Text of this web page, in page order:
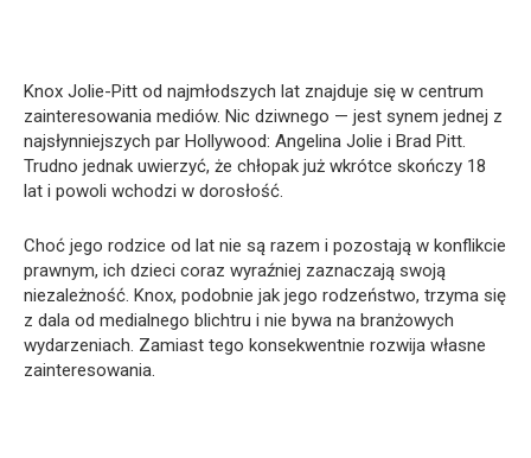
Knox Jolie-Pitt od najmłodszych lat znajduje się w centrum
zainteresowania mediów. Nic dziwnego — jest synem jednej z
najsłynniejszych par Hollywood: Angelina Jolie i Brad Pitt.
Trudno jednak uwierzyć, że chłopak już wkrótce skończy 18
lat i powoli wchodzi w dorosłość.
Choć jego rodzice od lat nie są razem i pozostają w konflikcie
prawnym, ich dzieci coraz wyraźniej zaznaczają swoją
niezależność. Knox, podobnie jak jego rodzeństwo, trzyma się
z dala od medialnego blichtru i nie bywa na branżowych
wydarzeniach. Zamiast tego konsekwentnie rozwija własne
zainteresowania.